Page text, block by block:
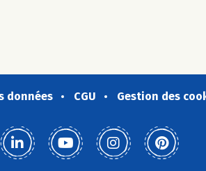
données CGU Gestion des